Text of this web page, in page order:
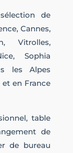
de
Cannes,
Vitrolles,
Sophia
les Alpes
en France
table
de
de bureau